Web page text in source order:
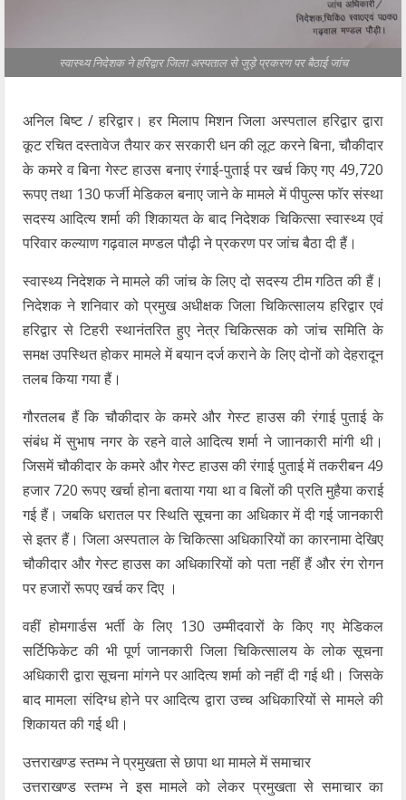
स्वास्थ्य निदेशक ने हरिद्वार जिला अस्पताल से जुड़े प्रकरण पर बैठाई जांच
अनिल बिष्ट / हरिद्वार। हर मिलाप मिशन जिला अस्पताल हरिद्वार द्वारा
कूट रचित दस्तावेज तैयार कर सरकारी धन की लूट करने बिना, चौकीदार
के कमरे व बिना गेस्ट हाउस बनाए रंगाई-पुताई पर खर्च किए गए 49,720
रूपए तथा 130 फर्जी मेडिकल बनाए जाने के मामले में पीपुल्स फॉर संस्था
सदस्य आदित्य शर्मा की शिकायत के बाद निदेशक चिकित्सा स्वास्थ्य एवं
परिवार कल्याण गढ़वाल मण्डल पौढ़ी ने प्रकरण पर जांच बैठा दी हैं।
स्वास्थ्य निदेशक ने मामले की जांच के लिए दो सदस्य टीम गठित की हैं।
निदेशक ने शनिवार को प्रमुख अधीक्षक जिला चिकित्सालय हरिद्वार एवं
हरिद्वार से टिहरी स्थानंतरित हुए नेत्र चिकित्सक को जांच समिति के
समक्ष उपस्थित होकर मामले में बयान दर्ज कराने के लिए दोनों को देहरादून
तलब किया गया हैं।
गौरतलब हैं कि चौकीदार के कमरे और गेस्ट हाउस की रंगाई पुताई के
संबंध में सुभाष नगर के रहने वाले आदित्य शर्मा ने जाानकारी मांगी थी।
जिसमें चौकीदार के कमरे और गेस्ट हाउस की रंगाई पुताई में तकरीबन 49
हजार 720 रूपए खर्चा होना बताया गया था व बिलों की प्रति मुहैया कराई
गई हैं। जबकि धरातल पर स्थिति सूचना का अधिकार में दी गई जानकारी
से इतर हैं। जिला अस्पताल के चिकित्सा अधिकारियों का कारनामा देखिए
चौकीदार और गेस्ट हाउस का अधिकारियों को पता नहीं हैं और रंग रोगन
पर हजारों रूपए खर्च कर दिए ।
वहीं होमगार्डस भर्ती के लिए 130 उम्मीदवारों के किए गए मेडिकल
सर्टिफिकेट की भी पूर्ण जानकारी जिला चिकित्सालय के लोक सूचना
अधिकारी द्वारा सूचना मांगने पर आदित्य शर्मा को नहीं दी गई थी। जिसके
बाद मामला संदिग्ध होने पर आदित्य द्वारा उच्च अधिकारियों से मामले की
शिकायत की गई थी।
उत्तराखण्ड स्तम्भ ने प्रमुखता से छापा था मामले में समाचार
उत्तराखण्ड स्तम्भ ने इस मामले को लेकर प्रमुखता से समाचार का